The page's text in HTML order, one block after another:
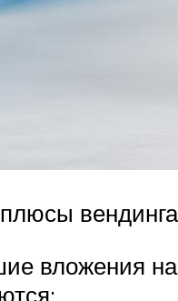
вложения на